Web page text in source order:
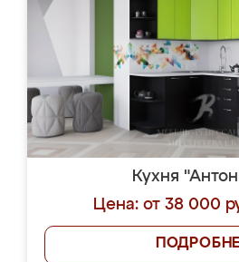
Кухня
Цена: от 38 000